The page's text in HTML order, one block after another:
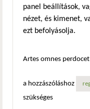
panel beállítások,
nézet, és kimenet,
ezt befolyásolja.
Artes omnes
a hozzászóláshoz
szükséges